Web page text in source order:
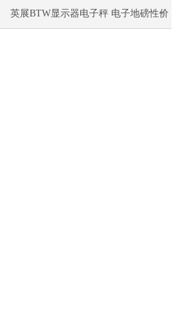
维修
英展BTW显示器电子秤 电子地磅性价